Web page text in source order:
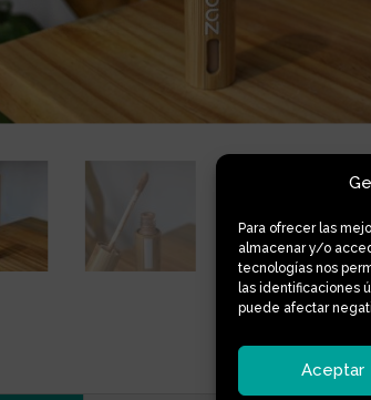
Para ofrecer las
almacenar y/o
tecnologías nos
las identificaciones
puede afectar
Aceptar